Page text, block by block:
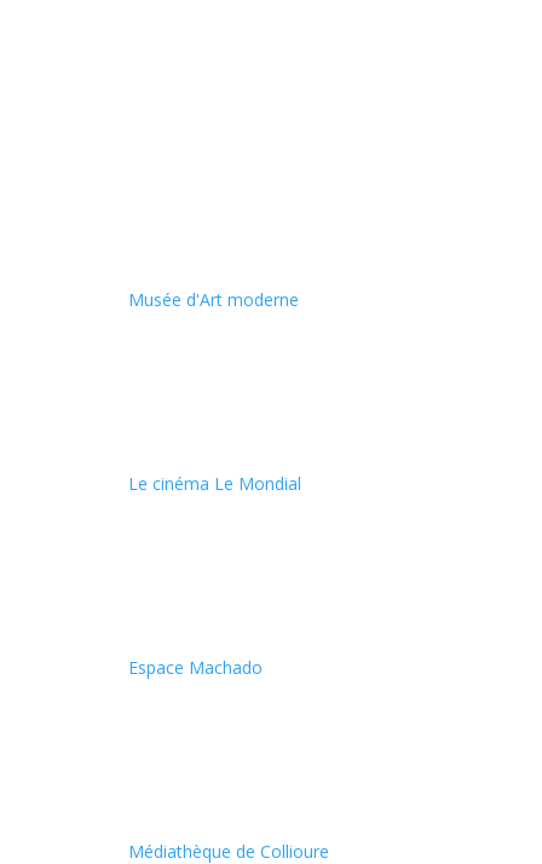
Musée d'Art moderne
Le cinéma Le Mondial
Espace Machado
Médiathèque de Collioure